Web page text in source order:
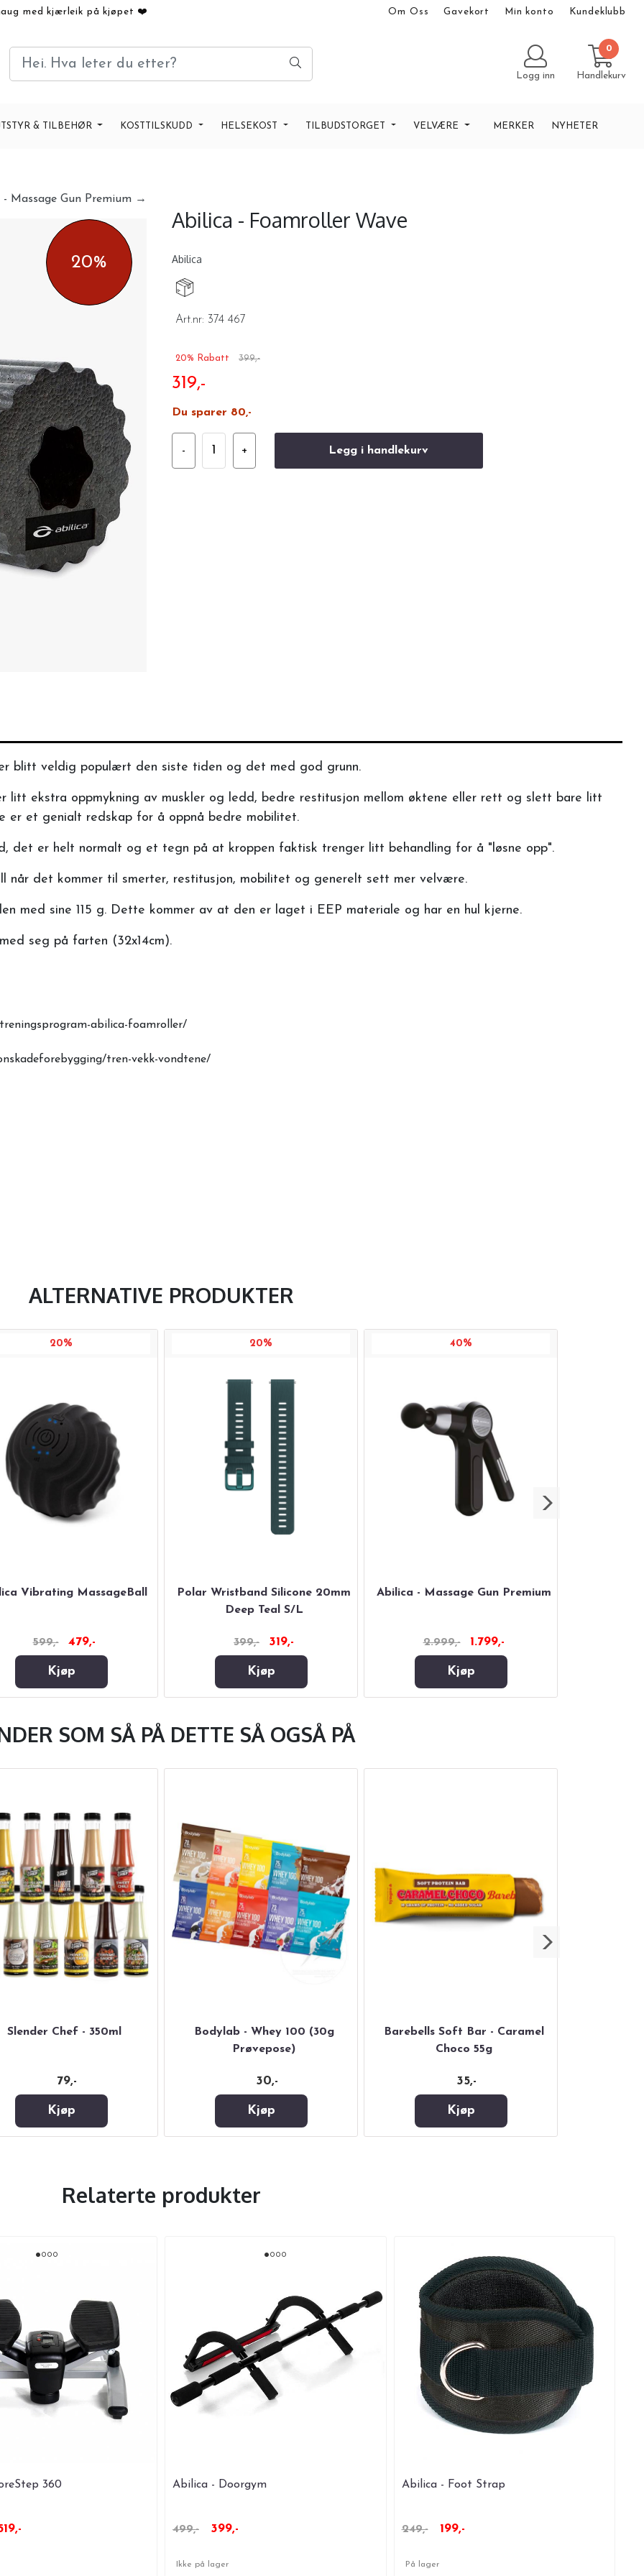
med kjærleik på kjøpet ❤️ Om Oss Gavekort Min konto Kundeklubb
Logg inn
0
Handlekurv
& TILBEHØR KOSTTILSKUDD HELSEKOST TILBUDSTORGET VELVÆRE MERKER NYHETER
20%
- Massage Gun Premium →
Abilica - Foamroller Wave
Abilica
Art.nr: 374 467
20% Rabatt 399,-
319,-
Du sparer 80,-
Legg i handlekurv
blitt veldig populært den siste tiden og det med god grunn.
ekstra oppmykning av muskler og ledd, bedre restitusjon mellom øktene eller rett og slett bare litt
er et genialt redskap for å oppnå bedre mobilitet.
det er helt normalt og et tegn på at kroppen faktisk trenger litt behandling for å "løsne opp".
når det kommer til smerter, restitusjon, mobilitet og generelt sett mer velvære.
med sine 115 g. Dette kommer av at den er laget i EEP materiale og har en hul kjerne.
seg på farten (32x14cm).
abilica-foamroller/
tren-vekk-vondtene/
ALTERNATIVE PRODUKTER
20%
Vibrating MassageBall
599,- 479,-
Kjøp
20%
Polar Wristband Silicone 20mm
Deep Teal S/L
399,- 319,-
Kjøp
40%
Abilica - Massage Gun Premium
2.999,- 1.799,-
Kjøp
SOM SÅ PÅ DETTE SÅ OGSÅ PÅ
Slender Chef - 350ml
79,-
Kjøp
Bodylab - Whey 100 (30g
Prøvepose)
30,-
Kjøp
Barebells Soft Bar - Caramel
Choco 55g
35,-
Kjøp
Relaterte produkter
360 Abilica - Doorgym
499,- 399,-
Ikke på lager
Abilica - Foot Strap
249,- 199,-
På lager